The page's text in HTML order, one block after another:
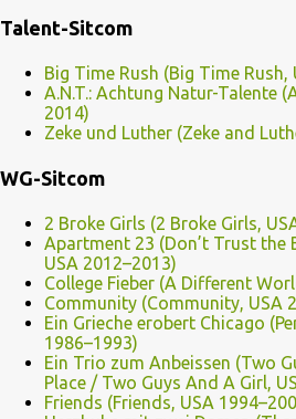
Talent-Sitcom
Big Time Rush (Big Time Rush,
A.N.T.: Achtung Natur-Talente
2014)
Zeke und Luther (Zeke and
WG-Sitcom
2 Broke Girls (2 Broke Girls,
Apartment 23 (Don’t Trust the
USA 2012–2013)
College Fieber (A Different
Community (Community, USA
Ein Grieche erobert Chicago
1986–1993)
Ein Trio zum Anbeissen (Two
Place / Two Guys And A Girl,
Friends (Friends, USA